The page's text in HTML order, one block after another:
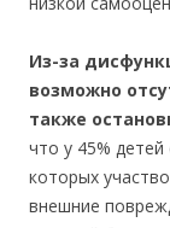
Из-за
возможно
также
что у 45%
которых
внешние